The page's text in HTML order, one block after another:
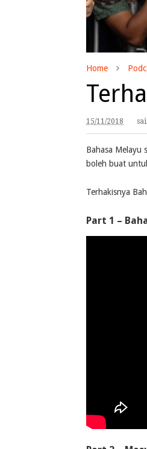
Home
15/11/2018
Bahasa Melayu
boleh buat
Terhakisnya
Part 1 –